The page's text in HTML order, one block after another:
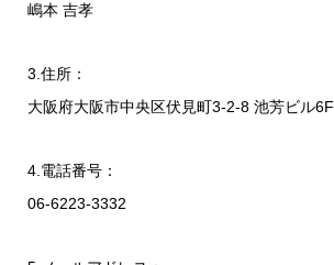
嶋本 吉孝
3.住所：
大阪府大阪市中央区伏見町3-2-8 池芳ビル6F
4.電話番号：
06-6223-3332